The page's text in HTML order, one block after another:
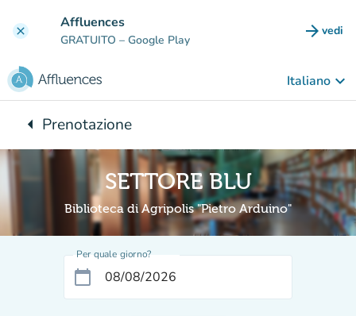
clear Affluences
GRATUITO – Google Play arrow_forward vedi
Italiano keyboard_arrow_down
arrow_leftTorna a:
Prenotazione
SETTORE BLU
Biblioteca di Agripolis "Pietro Arduino"
Per quale giorno?
calendar_today